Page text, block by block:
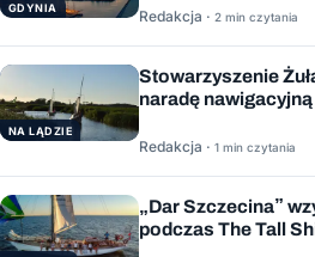
GDYNIA Redakcja · 2 min czytania
NA LĄDZIE
Stowarzyszenie
naradę
Redakcja · 1 min czytania
„Dar Szczecina”
podczas The Tall